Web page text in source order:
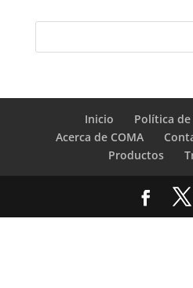
Inicio
Política
Acerca de COMA
Productos